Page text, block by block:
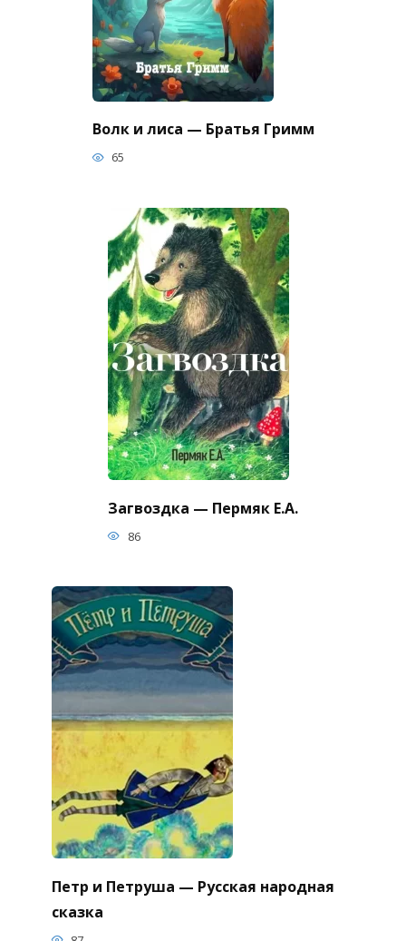
Волк и лиса — Братья Гримм
65
Загвоздка — Пермяк Е.А.
86
Петр и Петруша — Русская народная
сказка